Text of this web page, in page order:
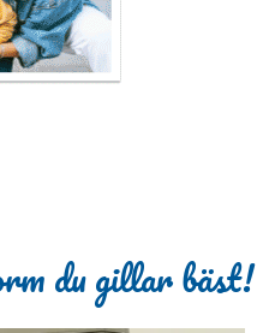
du gillar bäst!